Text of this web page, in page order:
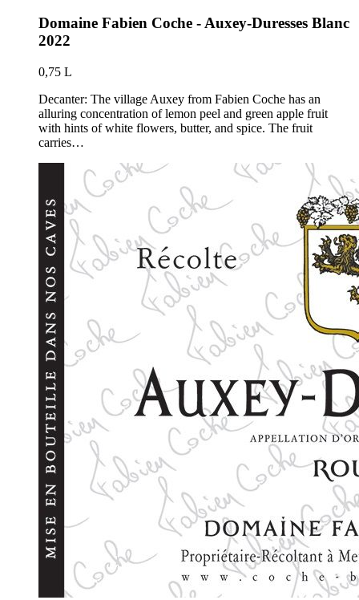
Domaine Fabien Coche - Auxey-Duresses Blanc
2022
0,75 L
Decanter: The village Auxey from Fabien Coche has an
alluring concentration of lemon peel and green apple fruit
with hints of white flowers, butter, and spice. The fruit
carries…